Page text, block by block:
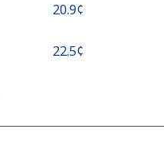
⁦20.9¢⁩
⁦22.5¢⁩